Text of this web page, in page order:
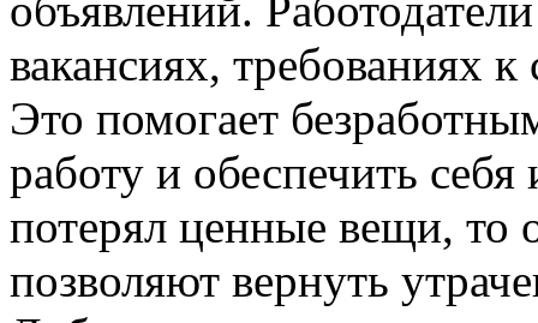
вакансиях, требованиях
Это помогает
работу и обеспечить
потерял ценные вещи, то
позволяют вернуть